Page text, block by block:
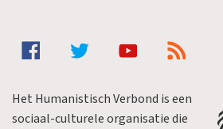
Het Humanistisch Verbond is een
sociaal-culturele organisatie die